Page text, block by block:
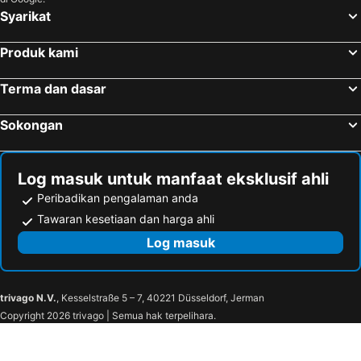
Hotel di Valparai
Hotel di Sivakasi
Hotel di Padmanabhapuram
Hotel di Suchindram
Syarikat
Produk kami
Terma dan dasar
Sokongan
Log masuk untuk manfaat eksklusif ahli
Peribadikan pengalaman anda
Tawaran kesetiaan dan harga ahli
Log masuk
trivago N.V., Kesselstraße 5 – 7, 40221 Düsseldorf, Jerman
Copyright 2026 trivago | Semua hak terpelihara.